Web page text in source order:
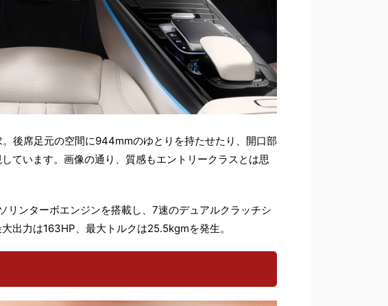
後席足元の空間に944mmのゆとりを持たせたり、開口部
ています。画像の通り、質感もエントリークラスとは思
リンターボエンジンを搭載し、7速のデュアルクラッチシ
出力は163HP、最大トルクは25.5kgmを発生。